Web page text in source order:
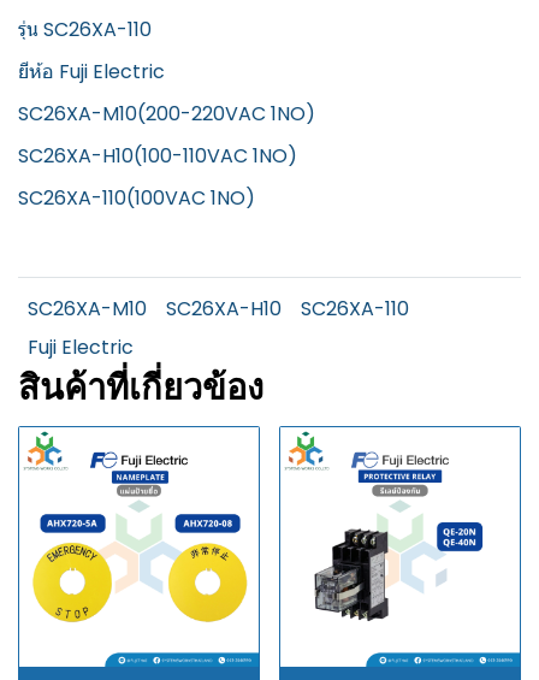
รุ่น SC26XA-110
ยีห้อ Fuji Electric
SC26XA-M10(200-220VAC 1NO)
SC26XA-H10(100-110VAC 1NO)
SC26XA-110(100VAC 1NO)
SC26XA-M10 SC26XA-H10
SC26XA-110
Fuji Electric
สินค้าที่เกี่ยวข้อง